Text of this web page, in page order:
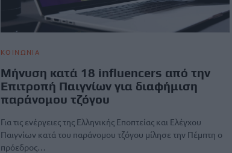
ΚΟΙΝΩΝΙΑ
Μήνυση κατά 18 influencers από την
Επιτροπή Παιγνίων για διαφήμιση
παράνομου τζόγου
Για τις ενέργειες της Ελληνικής Εποπτείας και Ελέγχου
Παιγνίων κατά του παράνομου τζόγου μίλησε την Πέμπτη ο
πρόεδρος…